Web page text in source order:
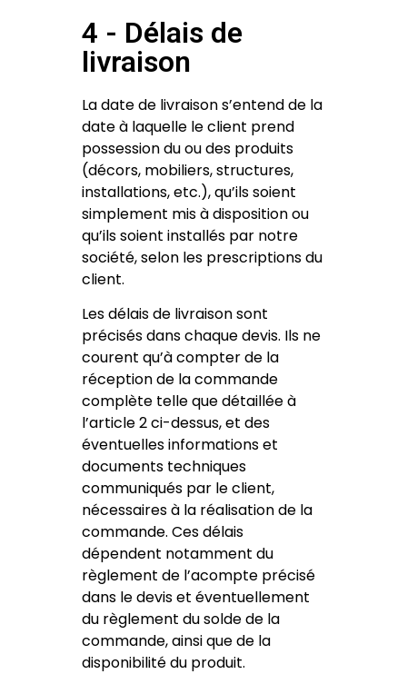
4 - Délais de
livraison
La date de livraison s’entend de la
date à laquelle le client prend
possession du ou des produits
(décors, mobiliers, structures,
installations, etc.), qu’ils soient
simplement mis à disposition ou
qu’ils soient installés par notre
société, selon les prescriptions du
client.
Les délais de livraison sont
précisés dans chaque devis. Ils ne
courent qu’à compter de la
réception de la commande
complète telle que détaillée à
l’article 2 ci-dessus, et des
éventuelles informations et
documents techniques
communiqués par le client,
nécessaires à la réalisation de la
commande. Ces délais
dépendent notamment du
règlement de l’acompte précisé
dans le devis et éventuellement
du règlement du solde de la
commande, ainsi que de la
disponibilité du produit.